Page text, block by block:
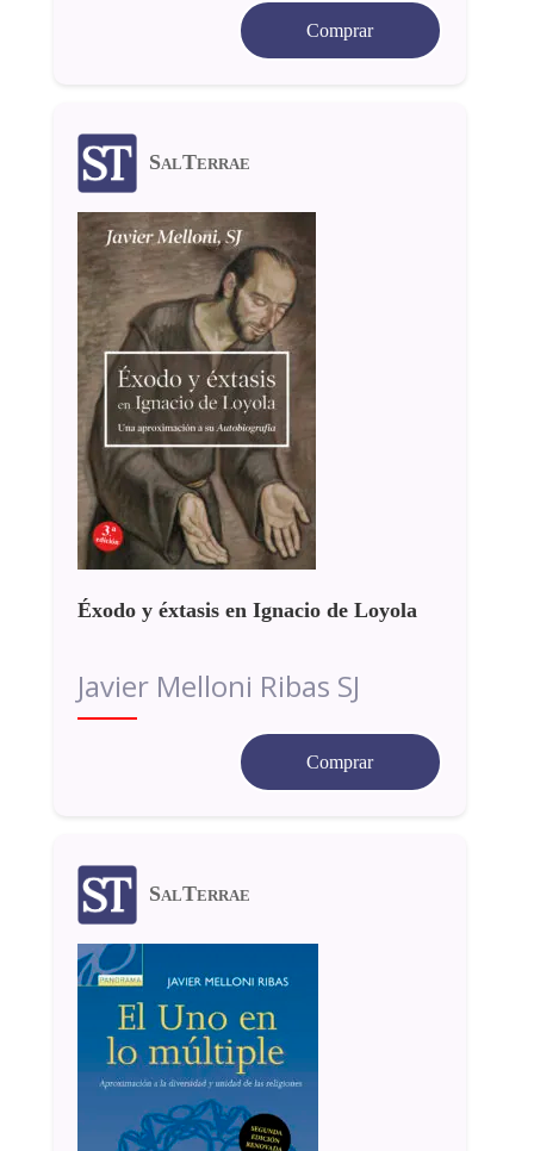
Comprar
SalTerrae
Éxodo y éxtasis en Ignacio de Loyola
Javier Melloni Ribas SJ
Comprar
SalTerrae